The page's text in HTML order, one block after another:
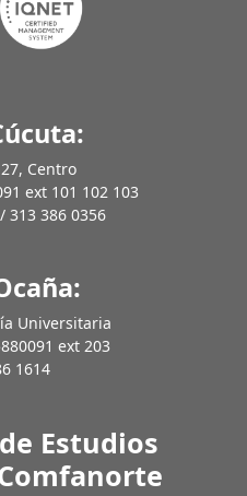
Centro
ext 101 102 103
313 386 0356
Universitaria
ext 203
1614
Estudios